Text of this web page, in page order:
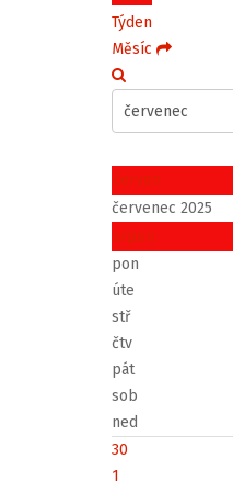
Týden
Měsíc
červen
červenec 2025
srpen
pon
úte
stř
čtv
pát
sob
ned
30
1